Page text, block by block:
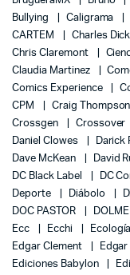
Bullying
Caligrama
CARTEM
Charles
Chris Claremont
Claudia Martinez
Comics Experience
CPM
Craig Thompson
Crossgen
Crossover
Daniel Clowes
Darick
Dave McKean
David
DC Black Label
DC
Deporte
Diábolo
DOC PASTOR
Ecc
Ecchi Ecología
Edgar Clement
Ediciones Babylon